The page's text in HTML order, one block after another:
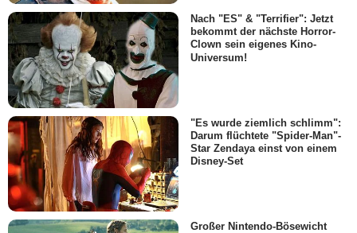
Nach "ES" & "Terrifier": Jetzt
bekommt der nächste Horror-
Clown sein eigenes Kino-
Universum!
"Es wurde ziemlich schlimm":
Darum flüchtete "Spider-Man"-
Star Zendaya einst von einem
Disney-Set
Großer Nintendo-Bösewicht